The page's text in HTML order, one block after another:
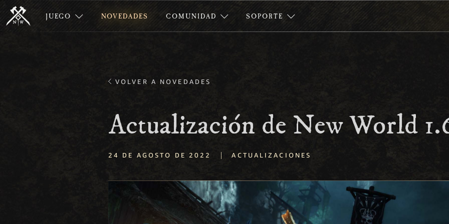
JUEGO NOVEDADES COMUNIDAD SOPORTE
VOLVER A NOVEDADES
Actualización de New World
24 DE AGOSTO DE 2022 | ACTUALIZACIONES